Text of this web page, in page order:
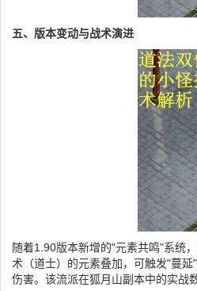
五、版本变动与战术演进
随着1.90版本新增的"元素共鸣"系统
术（道士）的元素叠加，可触发"蔓
伤害。该流派在狐月山副本中的实战